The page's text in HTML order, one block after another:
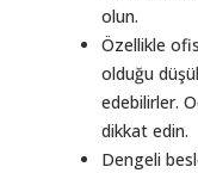
olun.
Özellikle
olduğu
edebilirler.
dikkat edin.
Dengeli